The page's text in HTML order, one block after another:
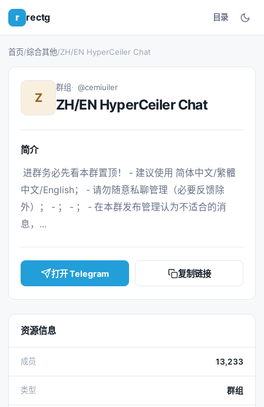
r rectg 目录
首页/综合其他/ZH/EN HyperCeiler Chat
Z
群组 @cemiuiler
ZH/EN HyperCeiler Chat
简介
中文/English； - 请勿随意私聊管理（必要反馈除
外）； - ； - ； - 在本群发布管理认为不适合的消
息，...
打开 Telegram 复制链接
资源信息
成员 13,233
类型 群组